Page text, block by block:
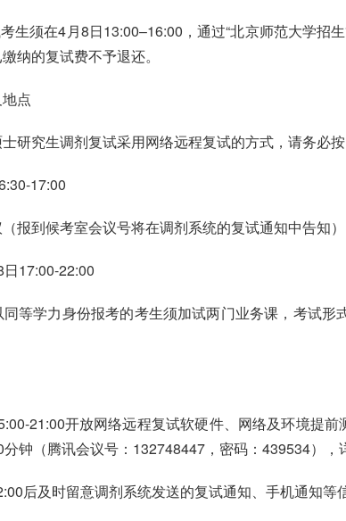
生须在4月8日13:00–16:00，通过“北京师范大学招
纳的复试费不予退还。
点
研究生调剂复试采用网络远程复试的方式，请务必
17:00
报到候考室会议号将在调剂系统的复试通知中告知）
17:00-22:00
等学力身份报考的考生须加试两门业务课，考试
21:00开放网络远程复试软硬件、网络及环境提
钟（腾讯会议号：132748447，密码：439534），
后及时留意调剂系统发送的复试通知、手机通知等